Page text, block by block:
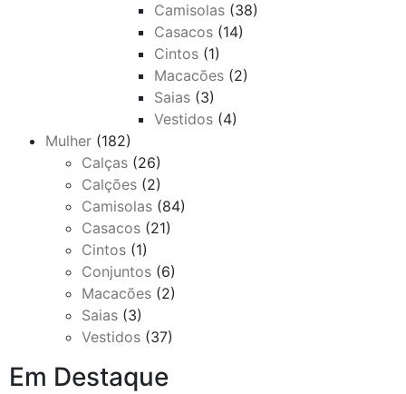
Camisolas (38)
Casacos (14)
Cintos (1)
Macacões (2)
Saias (3)
Vestidos (4)
Mulher (182)
Calças (26)
Calções (2)
Camisolas (84)
Casacos (21)
Cintos (1)
Conjuntos (6)
Macacões (2)
Saias (3)
Vestidos (37)
Em Destaque